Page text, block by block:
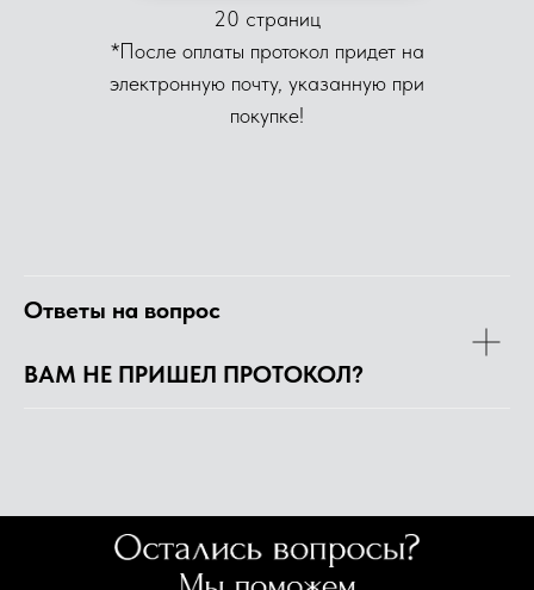
20 страниц
*После оплаты протокол придет на
электронную почту, указанную при
покупке!
Ответы на вопрос
ВАМ НЕ ПРИШЕЛ ПРОТОКОЛ?